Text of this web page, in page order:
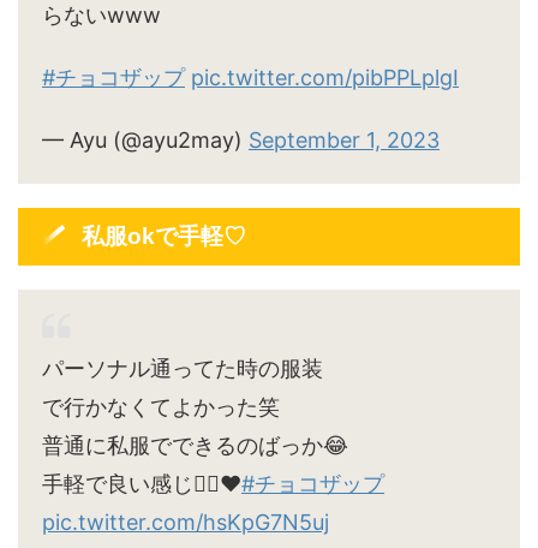
らないwww
#チョコザップ pic.twitter.com/pibPPLplgI
— Ayu (@ayu2may) September 1, 2023
私服okで手軽♡
パーソナル通ってた時の服装
で行かなくてよかった笑
普通に私服でできるのばっか😂
手軽で良い感じ🙆‍♀️♥#チョコザップ
pic.twitter.com/hsKpG7N5uj